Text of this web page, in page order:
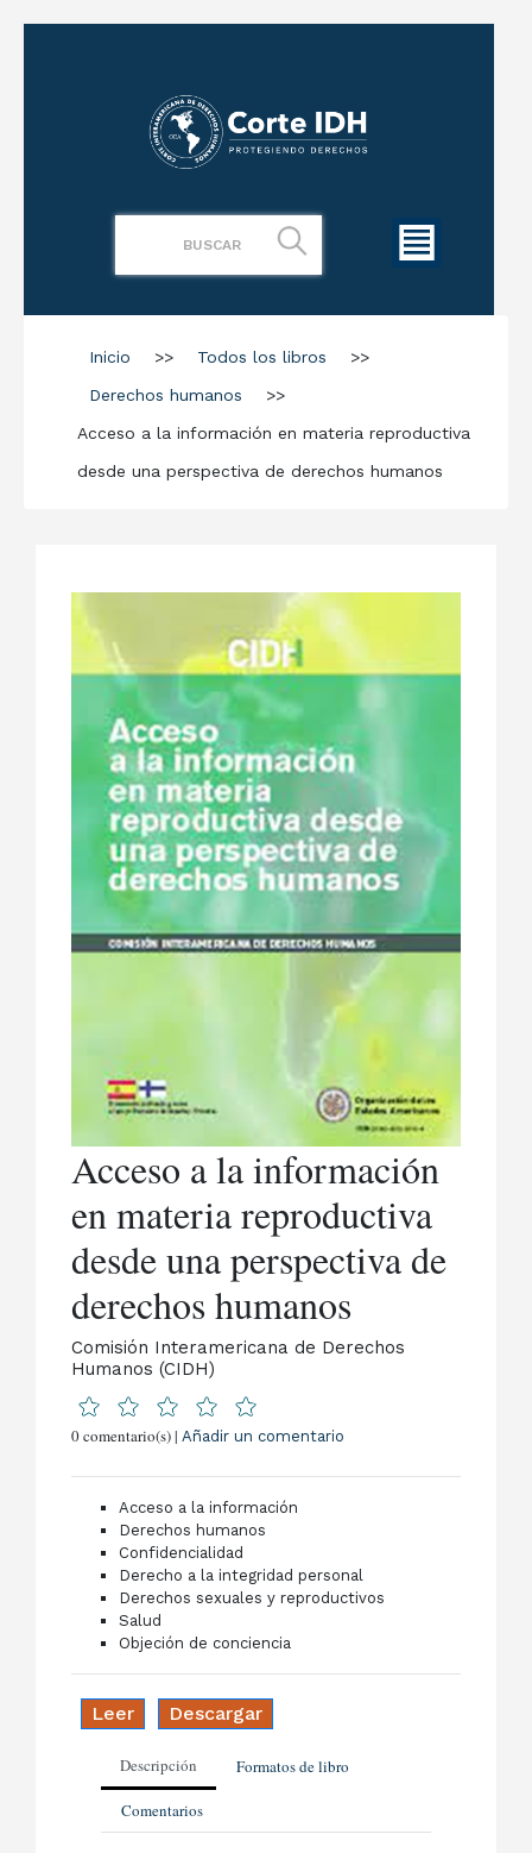
Inicio >> Todos los libros
>>
Derechos humanos
>>
Acceso a la información en materia reproductiva
desde una perspectiva de derechos humanos
Acceso a la información
en materia reproductiva
desde una perspectiva de
derechos humanos
Comisión Interamericana de Derechos
Humanos (CIDH)
0 comentario(s) |Añadir un comentario
Acceso a la información
Derechos humanos
Confidencialidad
Derecho a la integridad personal
Derechos sexuales y reproductivos
Salud
Objeción de conciencia
Leer Descargar
Descripción Formatos de libro
Comentarios